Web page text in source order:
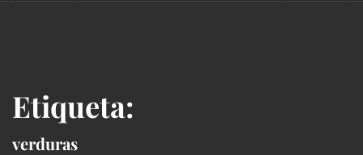
Etiqueta:
verduras